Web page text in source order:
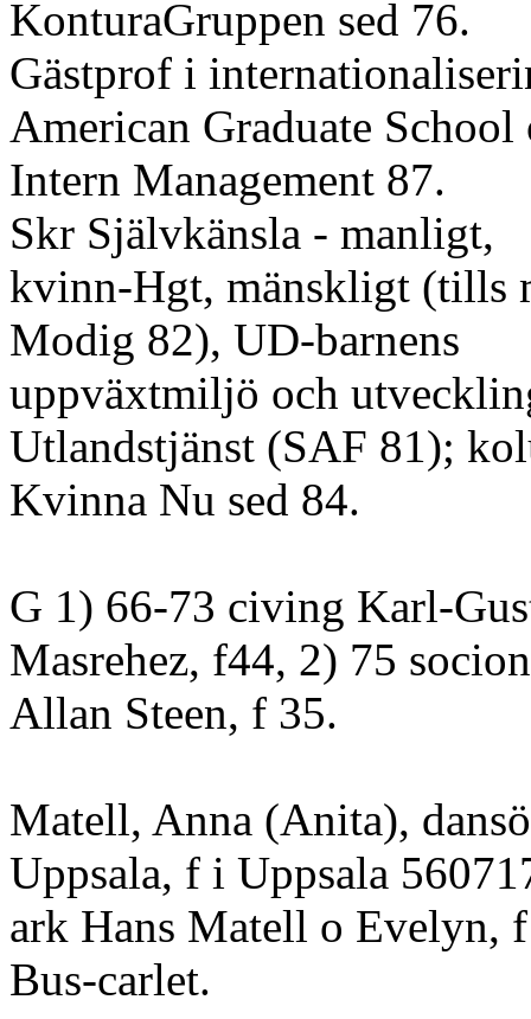
KonturaGruppen sed 76.
Gästprof i
American Graduate School
Intern Management 87.
Skr Självkänsla - manligt,
kvinn-Hgt, mänskligt (tills
Modig 82), UD-barnens
uppväxtmiljö och
Utlandstjänst (SAF 81);
Kvinna Nu sed 84.
G 1) 66-73 civing Karl-
Masrehez, f44, 2) 75
Allan Steen, f 35.
Matell, Anna (Anita),
Uppsala, f i Uppsala
ark Hans Matell o Evelyn, f
Bus-carlet.